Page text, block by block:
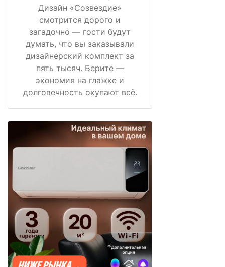
Дизайн «Созвездие»
смотрится дорого и
загадочно — гости будут
думать, что вы заказывали
дизайнерский комплект за
пять тысяч. Берите —
экономия на глажке и
долговечность окупают всё.